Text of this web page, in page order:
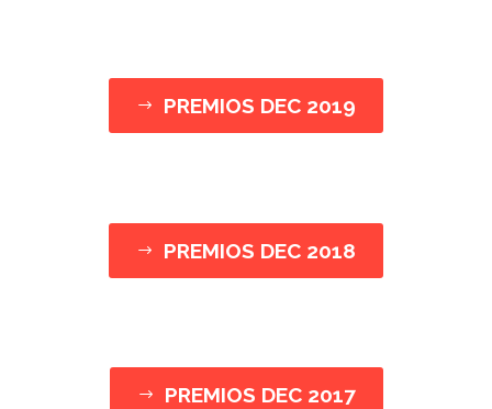
$ PREMIOS DEC 2019
$ PREMIOS DEC 2018
$ PREMIOS DEC 2017